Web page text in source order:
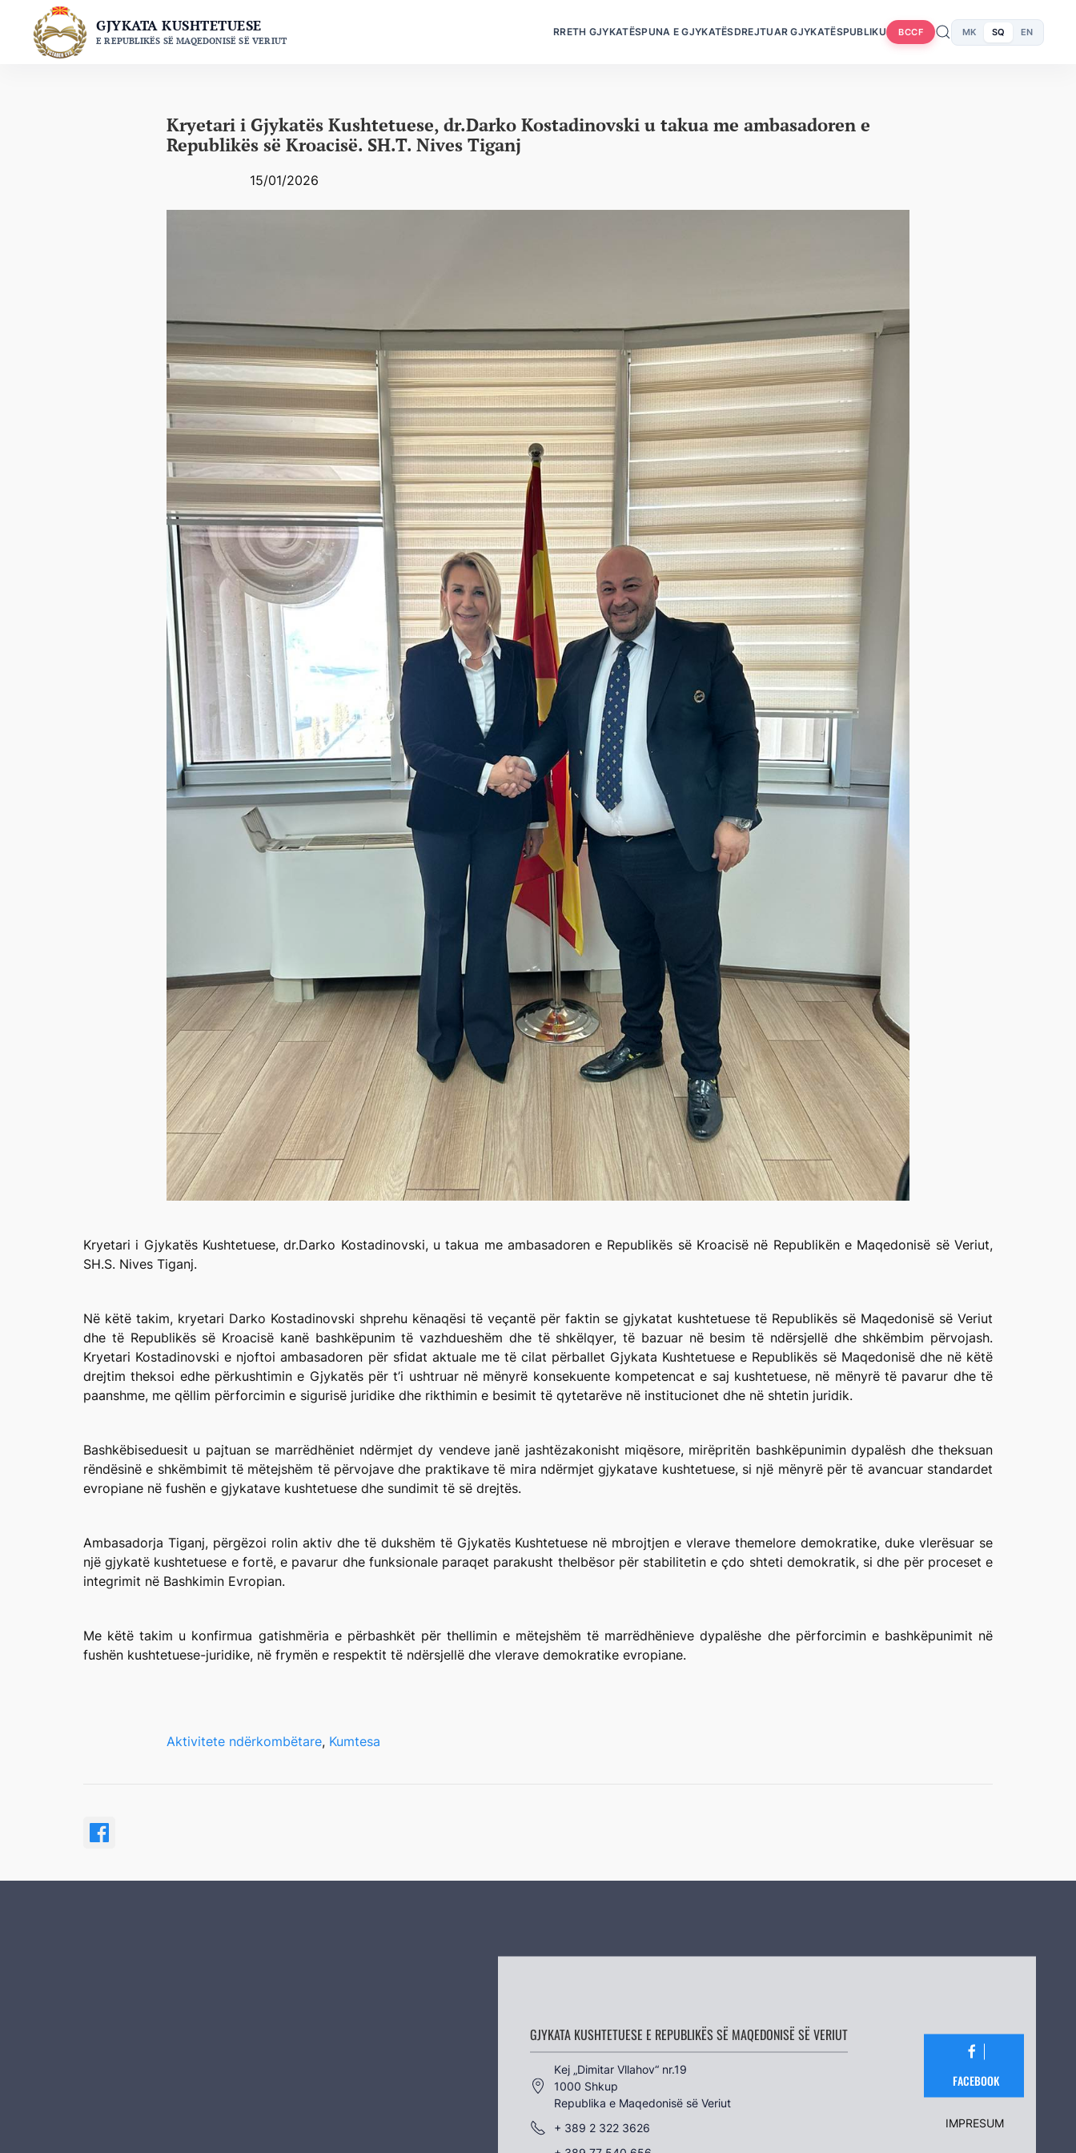
content
GJYKATA KUSHTETUESE
E REPUBLIKËS SË MAQEDONISË SË VERIUT
RRETH GJYKATËSPUNA E GJYKATËSDREJTUAR GJYKATËSPUBLIKU BCCF MK SQ EN
Kryetari i Gjykatës Kushtetuese, dr.Darko Kostadinovski u takua me ambasadoren e
Republikës së Kroacisë. SH.T. Nives Tiganj
15/01/2026
Kryetari i Gjykatës Kushtetuese, dr.Darko Kostadinovski, u takua me ambasadoren e Republikës së Kroacisë në Republikën e Maqedonisë së Veriut,
SH.S. Nives Tiganj.
Në këtë takim, kryetari Darko Kostadinovski shprehu kënaqësi të veçantë për faktin se gjykatat kushtetuese të Republikës së Maqedonisë së Veriut
dhe të Republikës së Kroacisë kanë bashkëpunim të vazhdueshëm dhe të shkëlqyer, të bazuar në besim të ndërsjellë dhe shkëmbim përvojash.
Kryetari Kostadinovski e njoftoi ambasadoren për sfidat aktuale me të cilat përballet Gjykata Kushtetuese e Republikës së Maqedonisë dhe në këtë
drejtim theksoi edhe përkushtimin e Gjykatës për t’i ushtruar në mënyrë konsekuente kompetencat e saj kushtetuese, në mënyrë të pavarur dhe të
paanshme, me qëllim përforcimin e sigurisë juridike dhe rikthimin e besimit të qytetarëve në institucionet dhe në shtetin juridik.
Bashkëbiseduesit u pajtuan se marrëdhëniet ndërmjet dy vendeve janë jashtëzakonisht miqësore, mirëpritën bashkëpunimin dypalësh dhe theksuan
rëndësinë e shkëmbimit të mëtejshëm të përvojave dhe praktikave të mira ndërmjet gjykatave kushtetuese, si një mënyrë për të avancuar standardet
evropiane në fushën e gjykatave kushtetuese dhe sundimit të së drejtës.
Ambasadorja Tiganj, përgëzoi rolin aktiv dhe të dukshëm të Gjykatës Kushtetuese në mbrojtjen e vlerave themelore demokratike, duke vlerësuar se
një gjykatë kushtetuese e fortë, e pavarur dhe funksionale paraqet parakusht thelbësor për stabilitetin e çdo shteti demokratik, si dhe për proceset e
integrimit në Bashkimin Evropian.
Me këtë takim u konfirmua gatishmëria e përbashkët për thellimin e mëtejshëm të marrëdhënieve dypalëshe dhe përforcimin e bashkëpunimit në
fushën kushtetuese-juridike, në frymën e respektit të ndërsjellë dhe vlerave demokratike evropiane.
Aktivitete ndërkombëtare, Kumtesa
GJYKATA KUSHTETUESE E REPUBLIKËS SË MAQEDONISË SË VERIUT
Kеј „Dimitar Vllahov“ nr.19
1000 Shkup
Republika e Maqedonisë së Veriut
+ 389 2 322 3626
FACEBOOK
IMPRESUM